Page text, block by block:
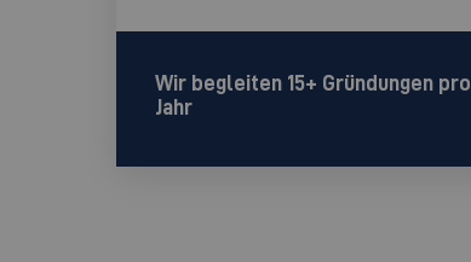
Wir begleiten 15+ Gründungen pro
Jahr